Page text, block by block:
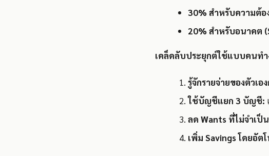
30% สำหรับความต้อ
20% สำหรับอนาคต
เคล็ดลับประยุกต์ใช้แบบคนทำ
รู้จักรายจ่ายของตัวเอ
ใช้บัญชีแยก 3 บัญชี:
ลด Wants ที่ไม่จำเป็
เพิ่ม Savings โดยอัต